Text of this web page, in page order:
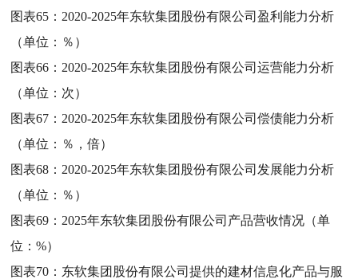
图表65： 2020-2025年东软集团股份有限公司盈利能力分析
（单位：％）
图表66： 2020-2025年东软集团股份有限公司运营能力分析
（单位：次）
图表67： 2020-2025年东软集团股份有限公司偿债能力分析
（单位：％，倍）
图表68： 2020-2025年东软集团股份有限公司发展能力分析
（单位：％）
图表69： 2025年东软集团股份有限公司产品营收情况（单
位：%）
图表70： 东软集团股份有限公司提供的建材信息化产品与服